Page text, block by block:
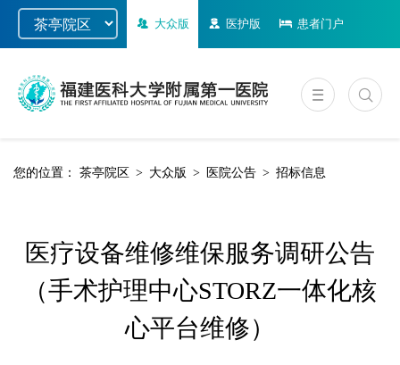
大众版 医护版 患者门户
您的位置： 茶亭院区 > 大众版 > 医院公告 > 招标信息
医疗设备维修维保服务调研公告
（手术护理中心STORZ一体化核
心平台维修）